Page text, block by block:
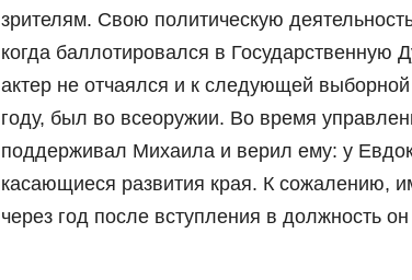
зрителям. Свою политическую
когда баллотировался в Государственную
актер не отчаялся и к следующей
году, был во всеоружии. Во время
поддерживал Михаила и верил ему: у
касающиеся развития края. К сожалению,
через год после вступления в должность